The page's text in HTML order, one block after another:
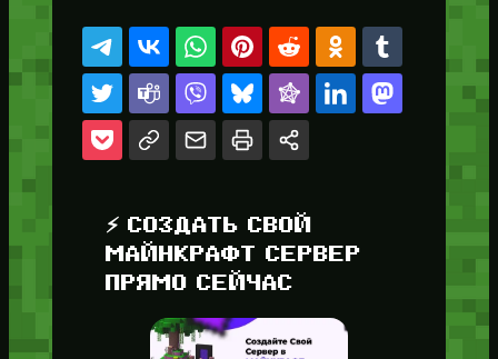
⚡ СОЗДАТЬ СВОЙ
МАЙНКРАФТ СЕРВЕР
ПРЯМО СЕЙЧАС